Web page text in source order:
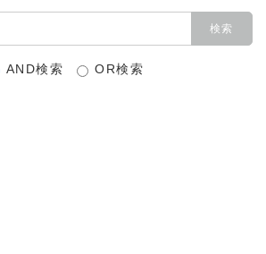
AND検索 OR検索